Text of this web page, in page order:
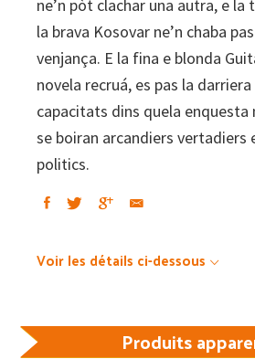
ne’n pòt clachar una autra, e la
la brava Kosovar ne’n chaba
venjança. E la fina e blonda
novela recruá, es pas la
capacitats dins quela enquesta
se boiran arcandiers vertadiers
politics.
Voir les détails ci-dessous
Produits